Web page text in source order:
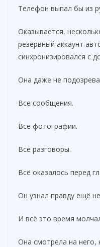
Телефон выпал бы из
Оказывается,
резервный аккаунт
синхронизировался с
Она даже не
Все сообщения.
Все фотографии.
Все разговоры.
Всё оказалось перед
Он узнал правду ещё
И всё это время
Она смотрела на него,